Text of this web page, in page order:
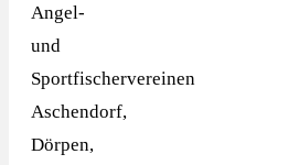
Angel-
und
Sportfischervereinen
Aschendorf,
Dörpen,